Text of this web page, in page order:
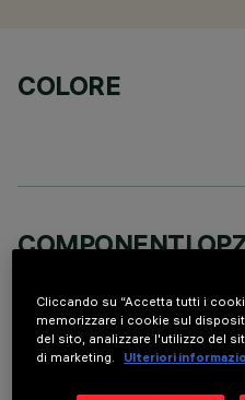
COLORE
COMPONENTI
Cliccando su “Accetta tutti i
memorizzare i cookie sul
del sito, analizzare l'utilizzo del
di marketing.
Ulteriori